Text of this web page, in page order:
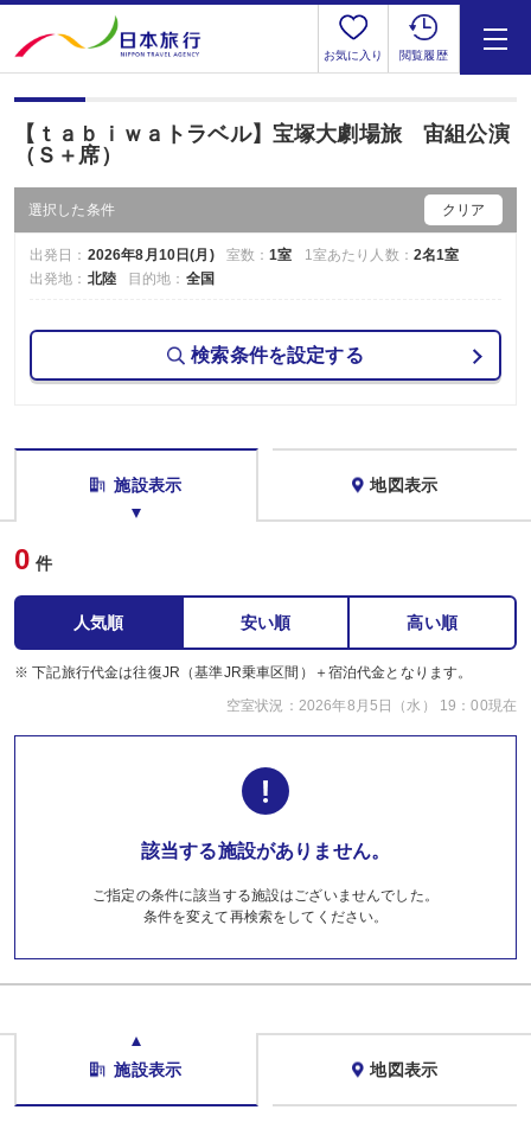
お気に入り 閲覧履歴
【ｔａｂｉｗａトラベル】宝塚大劇場旅 宙組公演
（Ｓ＋席）
選択した条件 クリア
出発日： 2026年8月10日(月) 室数：1室 1室あたり人数： 2名1室
出発地： 北陸 目的地： 全国
検索条件を設定する
施設表示 地図表示
0 件
人気順 安い順 高い順
※ 下記旅行代金は往復JR（基準JR乗車区間）＋宿泊代金となります。
空室状況：2026年8月5日（水） 19：00現在
該当する施設がありません。
ご指定の条件に該当する施設はございませんでした。
条件を変えて再検索をしてください。
施設表示 地図表示